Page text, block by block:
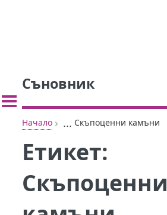
Съновник
Начало › ... Скъпоценни камъни
Етикет:
Скъпоценни